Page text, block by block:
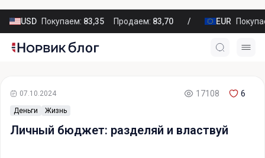
USD Покупаем: 83,35 Продаем: 83,70 EUR
Деньги Жизнь
07.10.2024 17108 6
Личный бюджет: разделяй и властвуй